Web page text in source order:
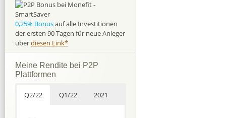
0,25% Bonusauf alle Investitionen
der ersten 90 Tagen für neue Anleger
überdiesen Link*
Meine Rendite bei P2P
Plattformen
Q2/22 Q1/22 2021